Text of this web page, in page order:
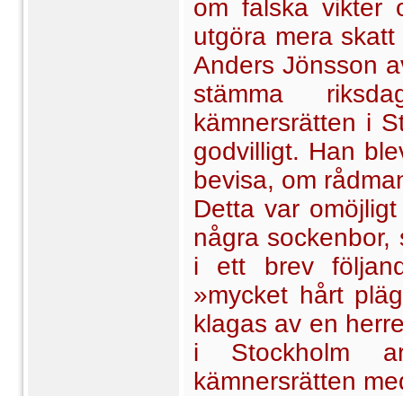
om falska vikter
utgöra mera
Anders Jönsson
stämma
kämnersrätten i
godvilligt. Han
bevisa, om
Detta var
några
i ett brev
»mycket hårt
klagas av en
i Stockholm
kämnersrätten